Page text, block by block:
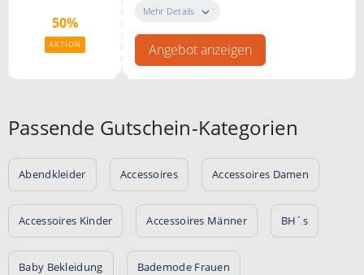
50%
AKTION
FASHIONCODE
Mehr Details
Angebot anzeigen
Passende Gutschein-Kategorien
Abendkleider Accessoires Accessoires Damen
Accessoires Kinder Accessoires Männer BH´s
Baby Bekleidung Bademode Frauen